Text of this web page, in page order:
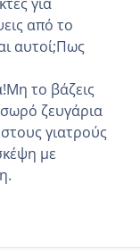
από το
αυτοί;Πως
το βάζεις
ζευγάρια
γιατρούς
με